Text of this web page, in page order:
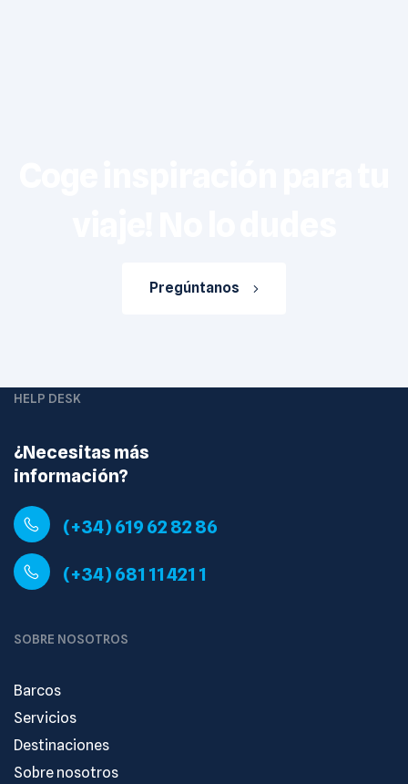
Pregúntanos
HELP DESK
¿Necesitas más
información?
(+34) 619 62 82 86
(+34) 681 11 421 1
SOBRE NOSOTROS
Barcos
Servicios
Destinaciones
Sobre nosotros